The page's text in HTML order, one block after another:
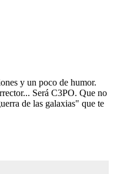
y un poco de humor.
Será C3PO. Que no
de las galaxias" que te